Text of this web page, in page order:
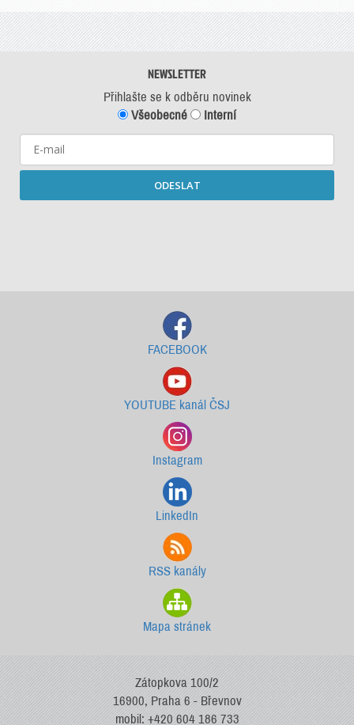
NEWSLETTER
Přihlašte se k odběru novinek
Všeobecné
Interní
ODESLAT
FACEBOOK
YOUTUBE kanál ČSJ
Instagram
LinkedIn
RSS kanály
Mapa stránek
Zátopkova 100/2
16900, Praha 6 - Břevnov
mobil: +420 604 186 733